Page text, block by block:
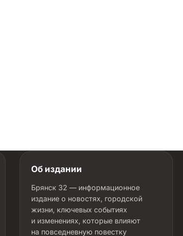
Об издании
Брянск 32 — информационное
издание о новостях, городской
жизни, ключевых событиях
и изменениях, которые влияют
на повседневную повестку